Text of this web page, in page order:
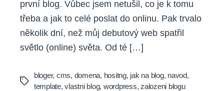
první blog. Vůbec jsem netušil, co je k tomu
třeba a jak to celé poslat do onlinu. Pak trvalo
několik dní, než můj debutový web spatřil
světlo (online) světa. Od té […]
Tags
bloger, cms, domena, hositng, jak na blog, navod,
template,vlastni blog, wordpress,zalozeni blogu